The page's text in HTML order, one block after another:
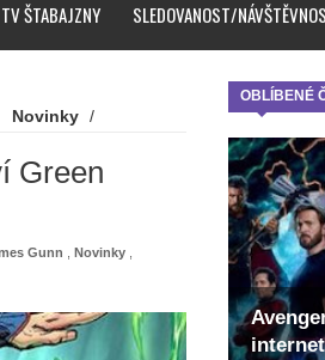
TV ŠTABAJZNY SLEDOVANOST/
OBLÍBENÉ
Novinky /
Green
Gunn Novinky